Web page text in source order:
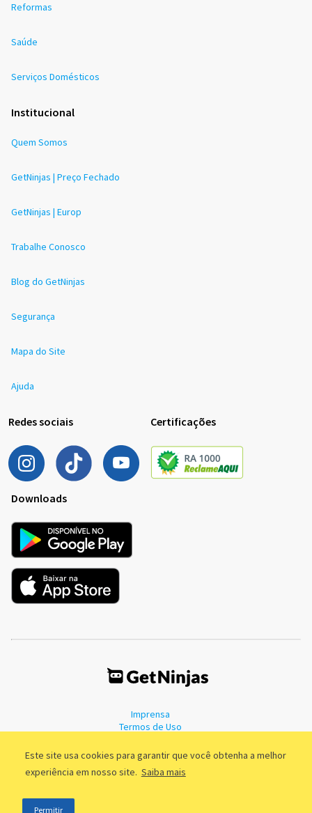
Este site usa cookies para garantir que você obtenha a melhor
experiência em nosso site. Saiba mais
Permitir
Reformas
Saúde
Serviços Domésticos
Institucional
Quem Somos
GetNinjas | Preço Fechado
GetNinjas | Europ
Trabalhe Conosco
Blog do GetNinjas
Segurança
Mapa do Site
Ajuda
Redes sociais Certificações
Downloads
Imprensa
Termos de Uso
©2011 - 2026, GetNinjas LTDA. CNPJ 55.744.877/0001-89 - Rua Dr.